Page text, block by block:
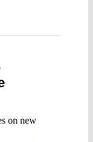
on new